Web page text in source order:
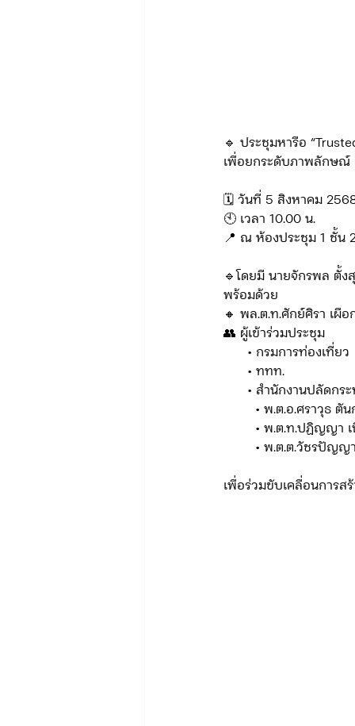
🔹 ประชุมหารือ
เพื่อยกระดับภาพลักษณ์
🗓️ วันที่ 5 สิงหาคม
🕙 เวลา 10.00 น.
📍 ณ ห้องประชุม 1 ชั้น
🔹โดยมี นายจักรพล ตั้ง
พร้อมด้วย
🔸 พล.ต.ท.ศักย์ศิรา เผื
👥 ผู้เข้าร่วมประชุม
      • กรมการท่องเที่ยว
      • ททท.
• สำนักงานปลั
• พ.ต.อ.ศราวุธ ตั
• พ.ต.ท.ปฏิญญา
• พ.ต.ต.วัชรปัญญ
เพื่อร่วมขับเคลื่อนการส